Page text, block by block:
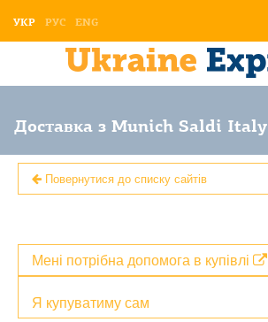
УКР РУС ENG
Доставка з Munich Saldi Italy
Повернутися до списку сайтів
Я купуватиму сам
Мені потрібна допомога в купівлі